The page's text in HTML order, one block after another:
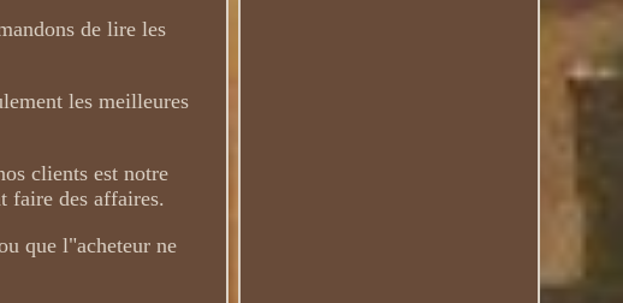
de lire les
les meilleures
clients est notre
faire des affaires.
que l"acheteur ne